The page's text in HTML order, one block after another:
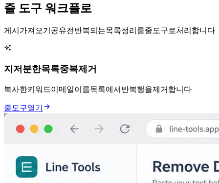
줄 도구 워크플로
게시, 가져오기, 공유 전 반복되는 목록 정리를 줄 도구로 처리합니다.
지저분한 목록 중복 제거
복사한 키워드, URL, 이메일, 이름 목록에서 반복 행을 제거합니다.
줄 도구 열기